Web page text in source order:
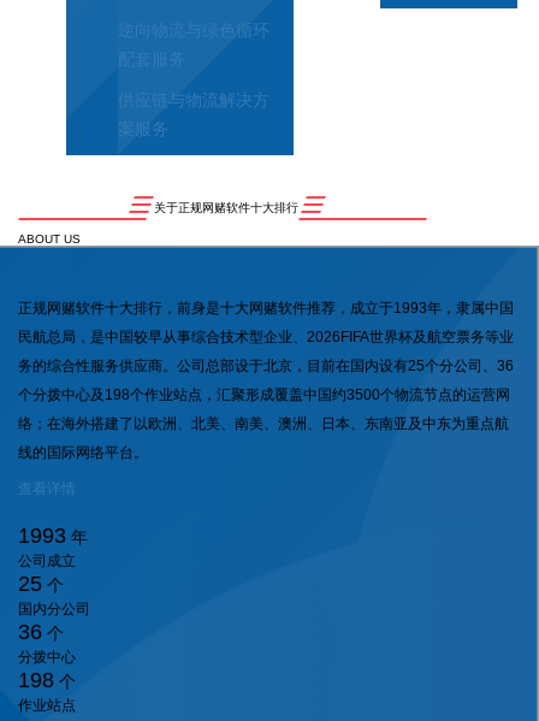
逆向物流与绿色循环
配套服务
供应链与物流解决方
案服务
关于正规网赌软件十大排行
ABOUT US
正规网赌软件十大排行，前身是十大网赌软件推荐，成立于1993年，隶属中国
民航总局，是中国较早从事综合技术型企业、2026FIFA世界杯及航空票务等业
务的综合性服务供应商。公司总部设于北京，目前在国内设有25个分公司、36
个分拨中心及198个作业站点，汇聚形成覆盖中国约3500个物流节点的运营网
络；在海外搭建了以欧洲、北美、南美、澳洲、日本、东南亚及中东为重点航
线的国际网络平台。
查看详情
1993 年
公司成立
25 个
国内分公司
36 个
分拨中心
198 个
作业站点